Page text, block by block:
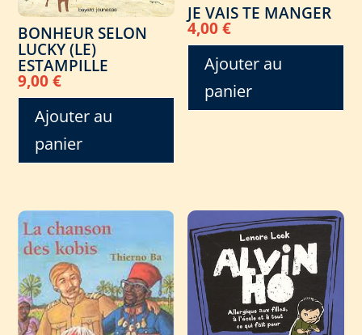
BONHEUR SELON
LUCKY (LE)
ESTAMPILLE
9,00€
Ajouter au
panier
JE VAIS TE MANGER
4,00€
Ajouter au
panier